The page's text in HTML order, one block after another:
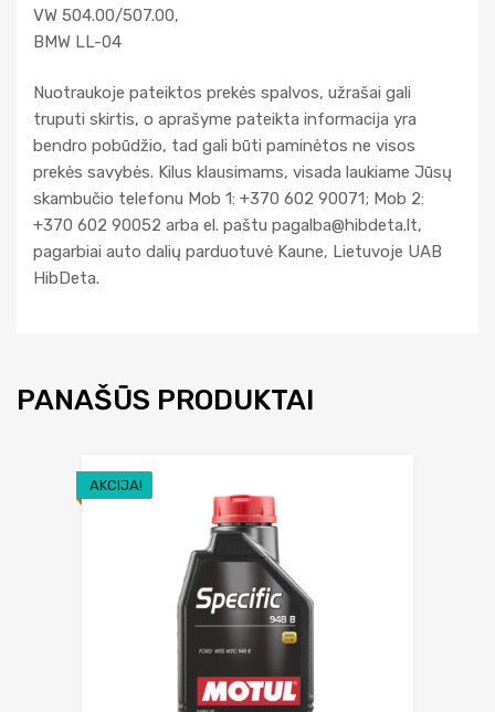
VW 504.00/507.00,
BMW LL-04
Nuotraukoje pateiktos prekės spalvos, užrašai gali
truputi skirtis, o aprašyme pateikta informacija yra
bendro pobūdžio, tad gali būti paminėtos ne visos
prekės savybės. Kilus klausimams, visada laukiame Jūsų
skambučio telefonu Mob 1: +370 602 90071; Mob 2:
+370 602 90052 arba el. paštu pagalba@hibdeta.lt,
pagarbiai auto dalių parduotuvė Kaune, Lietuvoje UAB
HibDeta.
PANAŠŪS PRODUKTAI
AKCIJA!